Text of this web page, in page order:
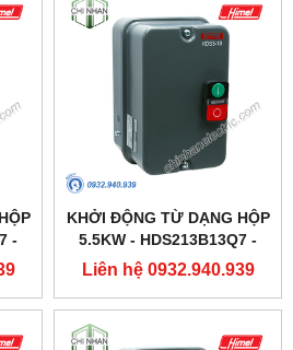
-
KHỞI ĐỘNG TỪ DẠNG HỘP
5.5KW - HDS213B13Q7 -
HIMEL
Liên hệ 0932.940.939